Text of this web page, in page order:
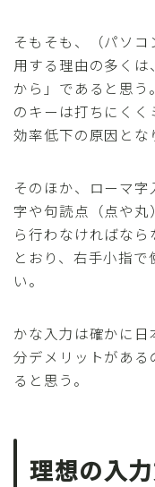
そもそも、（パソ
用する理由の多く
から」であると思
のキーは打ちにく
効率低下の原因とな
そのほか、ローマ
字や句読点（点や
ら行わなければな
とおり、右手小指
い。
かな入力は確かに
分デメリットがある
ると思う。
理想の入